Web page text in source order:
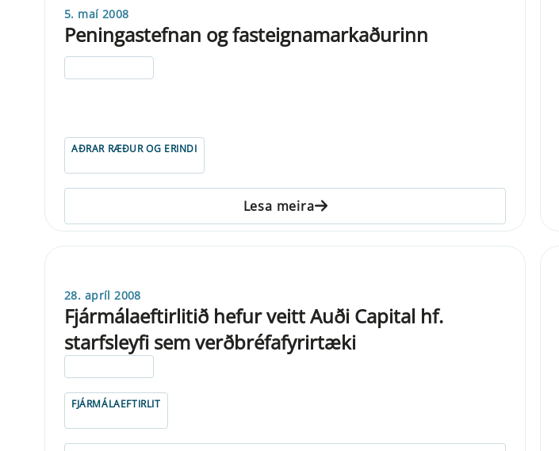
5. maí 2008
Peningastefnan og fasteignamarkaðurinn
AÐRAR RÆÐUR OG ERINDI
Lesa meira
28. apríl 2008
Fjármálaeftirlitið hefur veitt Auði Capital hf.
starfsleyfi sem verðbréfafyrirtæki
FJÁRMÁLAEFTIRLIT